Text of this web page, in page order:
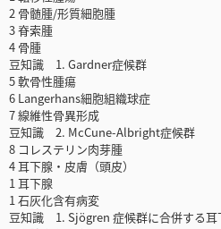
2 骨髄腫/形質細胞腫
3 脊索腫
4 骨腫
豆知識 1. Gardner症候群
5 軟骨性腫瘍
6 Langerhans細胞組織球症
7 線維性骨異形成
豆知識 2. McCune-Albright症候群
8 コレステリン肉芽腫
4 耳下腺・皮膚（頭皮）
1 耳下腺
1 石灰化含有病変
豆知識 1. Sjögren 症候群に合併する耳